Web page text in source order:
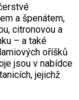
a špenátem,
citronovou a
– a také
oříšků
jsou v nabídce
jejichž